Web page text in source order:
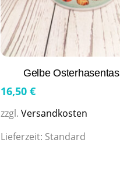
Gelbe
16,50 €
zzgl. Versandkosten
Lieferzeit: Standard